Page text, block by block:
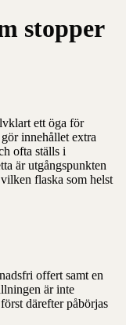
stopper
ett öga för
innehållet extra
ofta ställs i
är utgångspunkten
flaska som helst
offert samt en
är inte
därefter påbörjas